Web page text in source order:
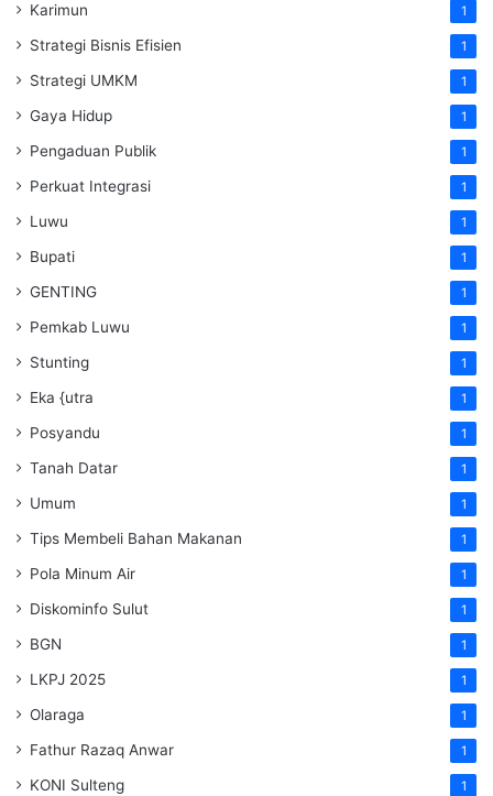
Karimun 1
Strategi Bisnis Efisien 1
Strategi UMKM 1
Gaya Hidup 1
Pengaduan Publik 1
Perkuat Integrasi 1
Luwu 1
Bupati 1
GENTING 1
Pemkab Luwu 1
Stunting 1
Eka {utra 1
Posyandu 1
Tanah Datar 1
Umum 1
Tips Membeli Bahan Makanan 1
Pola Minum Air 1
Diskominfo Sulut 1
BGN 1
LKPJ 2025 1
Olaraga 1
Fathur Razaq Anwar 1
KONI Sulteng 1